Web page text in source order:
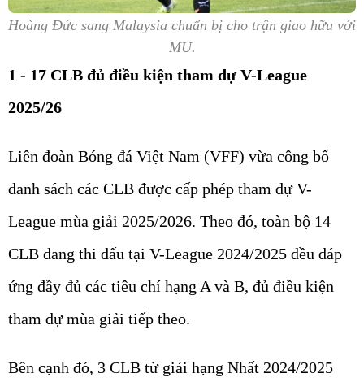
Hoàng Đức sang Malaysia chuẩn bị cho trận giao hữu với
MU.
1 - 17 CLB đủ điều kiện tham dự V-League
2025/26
Liên đoàn Bóng đá Việt Nam (VFF) vừa công bố
danh sách các CLB được cấp phép tham dự V-
League mùa giải 2025/2026. Theo đó, toàn bộ 14
CLB đang thi đấu tại V-League 2024/2025 đều đáp
ứng đầy đủ các tiêu chí hạng A và B, đủ điều kiện
tham dự mùa giải tiếp theo.
Bên cạnh đó, 3 CLB từ giải hạng Nhất 2024/2025